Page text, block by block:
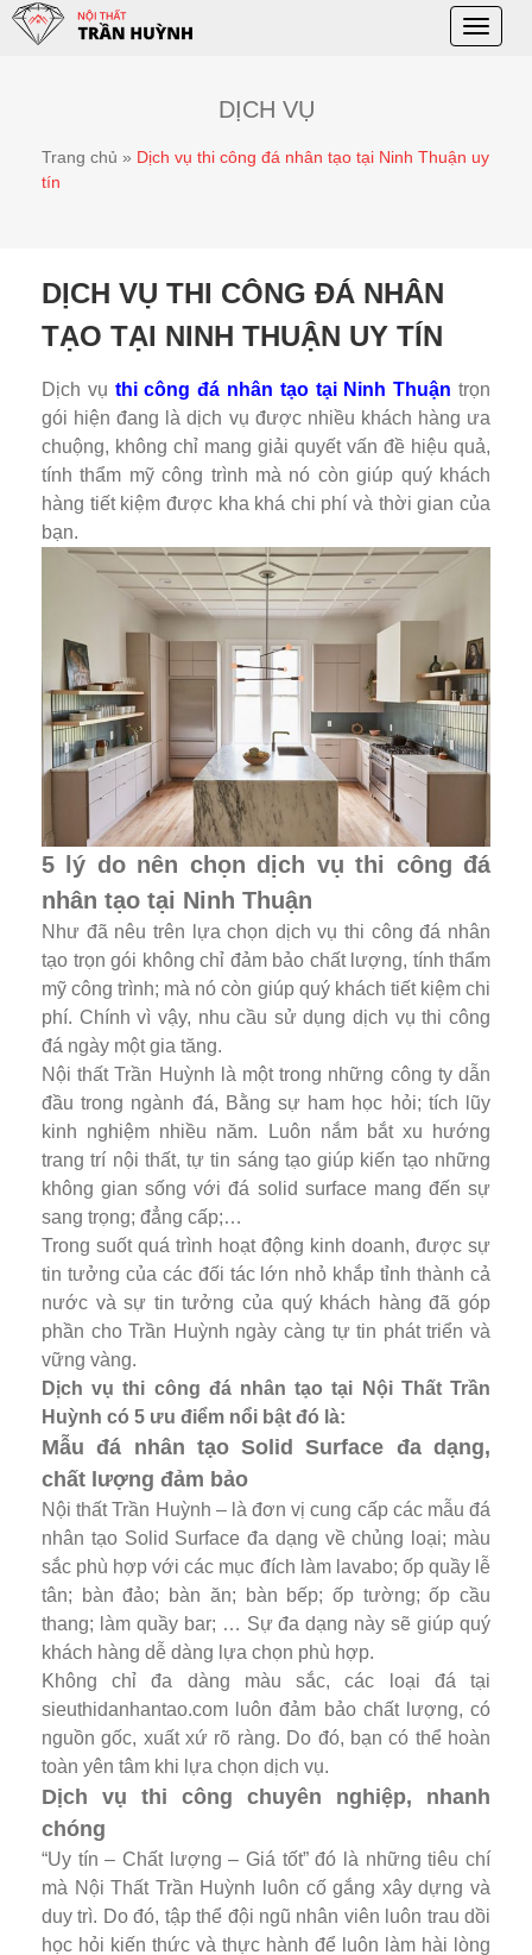
Toggle
DỊCH VỤ
Trang chủ » Dịch vụ thi công đá nhân tạo tại Ninh Thuận uy
tín
DỊCH VỤ THI CÔNG ĐÁ NHÂN
TẠO TẠI NINH THUẬN UY TÍN
Dịch vụ thi công đá nhân tạo tại Ninh Thuận trọn
gói hiện đang là dịch vụ được nhiều khách hàng ưa
chuộng, không chỉ mang giải quyết vấn đề hiệu quả,
tính thẩm mỹ công trình mà nó còn giúp quý khách
hàng tiết kiệm được kha khá chi phí và thời gian của
bạn.
5 lý do nên chọn dịch vụ thi công đá
nhân tạo tại Ninh Thuận
Như đã nêu trên lựa chọn dịch vụ thi công đá nhân
tạo trọn gói không chỉ đảm bảo chất lượng, tính thẩm
mỹ công trình; mà nó còn giúp quý khách tiết kiệm chi
phí. Chính vì vậy, nhu cầu sử dụng dịch vụ thi công
đá ngày một gia tăng.
Nội thất Trần Huỳnh là một trong những công ty dẫn
đầu trong ngành đá, Bằng sự ham học hỏi; tích lũy
kinh nghiệm nhiều năm. Luôn nắm bắt xu hướng
trang trí nội thất, tự tin sáng tạo giúp kiến tạo những
không gian sống với đá solid surface mang đến sự
sang trọng; đẳng cấp;…
Trong suốt quá trình hoạt động kinh doanh, được sự
tin tưởng của các đối tác lớn nhỏ khắp tỉnh thành cả
nước và sự tin tưởng của quý khách hàng đã góp
phần cho Trần Huỳnh ngày càng tự tin phát triển và
vững vàng.
Dịch vụ thi công đá nhân tạo tại Nội Thất Trần
Huỳnh có 5 ưu điểm nổi bật đó là:
Mẫu đá nhân tạo Solid Surface đa dạng,
chất lượng đảm bảo
Nội thất Trần Huỳnh – là đơn vị cung cấp các mẫu đá
nhân tạo Solid Surface đa dạng về chủng loại; màu
sắc phù hợp với các mục đích làm lavabo; ốp quầy lễ
tân; bàn đảo; bàn ăn; bàn bếp; ốp tường; ốp cầu
thang; làm quầy bar; … Sự đa dạng này sẽ giúp quý
khách hàng dễ dàng lựa chọn phù hợp.
Không chỉ đa dàng màu sắc, các loại đá tại
sieuthidanhantao.com luôn đảm bảo chất lượng, có
nguồn gốc, xuất xứ rõ ràng. Do đó, bạn có thể hoàn
toàn yên tâm khi lựa chọn dịch vụ.
Dịch vụ thi công chuyên nghiệp, nhanh
chóng
“Uy tín – Chất lượng – Giá tốt” đó là những tiêu chí
mà Nội Thất Trần Huỳnh luôn cố gắng xây dựng và
duy trì. Do đó, tập thể đội ngũ nhân viên luôn trau dồi
học hỏi kiến thức và thực hành để luôn làm hài lòng